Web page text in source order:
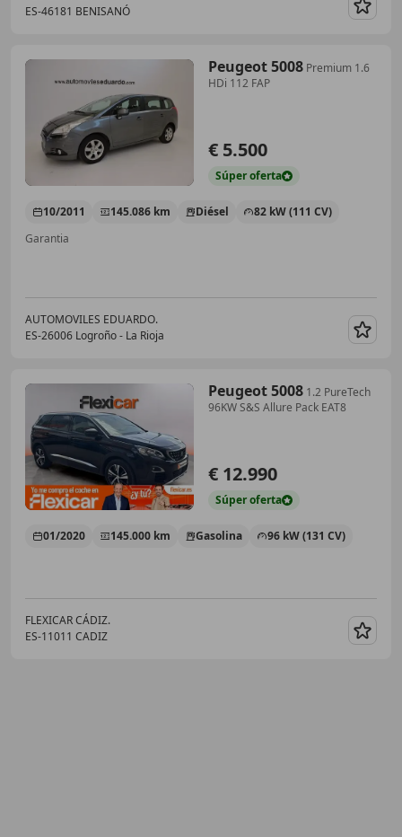
ES-46181 BENISANÓ
Peugeot 5008 Premium 1.6
HDi 112 FAP
€ 5.500
Súperoferta
10/2011 145.086 km Diésel
82 kW (111 CV)
Garantia
AUTOMOVILES EDUARDO.
ES-26006 Logroño - La Rioja
Peugeot 5008 1.2 PureTech
96KW S&S Allure Pack EAT8
€ 12.990
Súperoferta
01/2020 145.000 km Gasolina 96 kW (131 CV)
FLEXICAR CÁDIZ.
ES-11011 CADIZ